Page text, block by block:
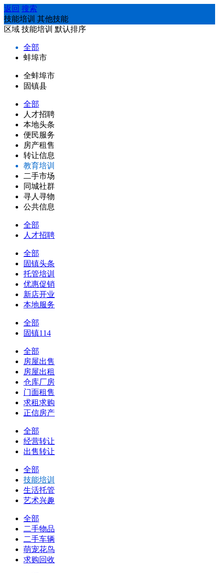
返回 搜索
技能培训 其他技能
区域 技能培训 默认排序
全部
蚌埠市
全蚌埠市
固镇县
全部
人才招聘
本地头条
便民服务
房产租售
转让信息
教育培训
二手市场
同城社群
寻人寻物
公共信息
全部
人才招聘
全部
固镇头条
托管培训
优惠促销
新店开业
本地服务
全部
固镇114
全部
房屋出售
房屋出租
仓库厂房
门面租售
求租求购
正信房产
全部
经营转让
出售转让
全部
技能培训
生活托管
艺术兴趣
全部
二手物品
二手车辆
萌宠花鸟
求购回收